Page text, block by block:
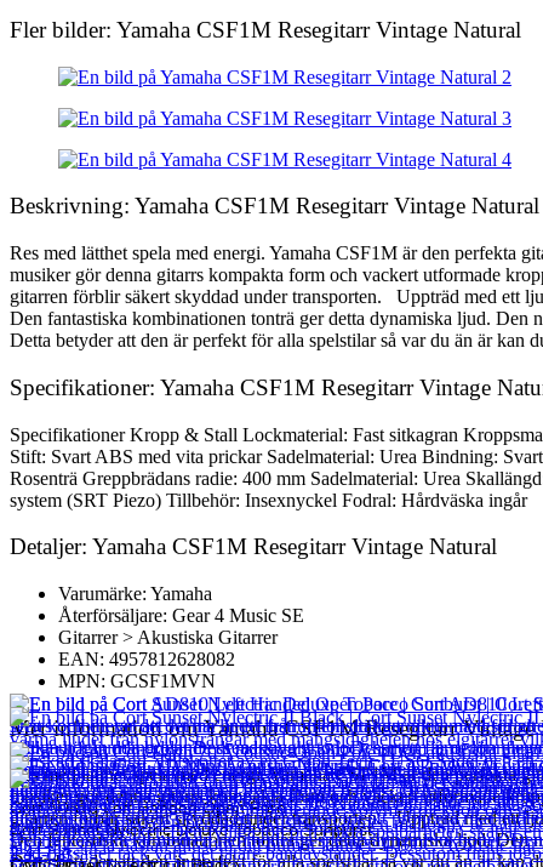
Fler bilder: Yamaha CSF1M Resegitarr Vintage Natural
Beskrivning: Yamaha CSF1M Resegitarr Vintage Natural
Res med lätthet spela med energi. Yamaha CSF1M är den perfekta
musiker gör denna gitarrs kompakta form och vackert utformade
gitarren förblir säkert skyddad under transporten. Uppträd med ett
Den fantastiska kombinationen tonträ ger detta dynamiska ljud. Den
Detta betyder att den är perfekt för alla spelstilar så var du än är kan
Specifikationer: Yamaha CSF1M Resegitarr Vintage
Specifikationer Kropp & Stall Lockmaterial: Fast sitkagran
Stift: Svart ABS med vita prickar Sadelmaterial: Urea Bindning:
Rosenträ Greppbrädans radie: 400 mm Sadelmaterial: Urea
system (SRT Piezo) Tillbehör: Insexnyckel Fodral: Hårdväska ingår
Detaljer: Yamaha CSF1M Resegitarr Vintage Natural
Varumärke: Yamaha
Återförsäljare: Gear 4 Music SE
Gitarrer > Akustiska Gitarrer
EAN: 4957812628082
MPN: GCSF1MVN
Mer information om Yamaha CSF1M Resegitarr Vintage
Res med lätthet spela med energi. Yamaha CSF1M är den perfekta
musiker gör denna gitarrs kompakta form och vackert utformade
gitarren förblir säkert skyddad under transporten. Uppträd med ett
Den fantastiska kombinationen tonträ ger detta dynamiska ljud. Den
Detta betyder att den är perfekt för alla spelstilar så var du än är kan
Cort AD810 Left Handed Open Pore
2 417kr
Cort Sunset Nylectric Deluxe Tobacco Sunburst